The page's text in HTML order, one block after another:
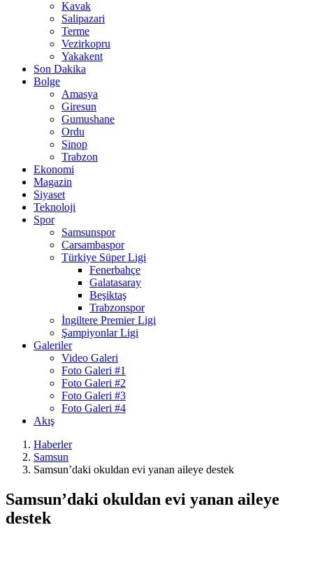
Kavak
Salipazari
Terme
Vezirkopru
Yakakent
Son Dakika
Bolge
Amasya
Giresun
Gumushane
Ordu
Sinop
Trabzon
Ekonomi
Magazin
Siyaset
Teknoloji
Spor
Samsunspor
Carsambaspor
Türkiye Süper Ligi
Fenerbahçe
Galatasaray
Beşiktaş
Trabzonspor
İngiltere Premier Ligi
Şampiyonlar Ligi
Galeriler
Video Galeri
Foto Galeri #1
Foto Galeri #2
Foto Galeri #3
Foto Galeri #4
Akış
Haberler
Samsun
Samsun’daki okuldan evi yanan aileye destek
Samsun’daki okuldan evi yanan aileye
destek